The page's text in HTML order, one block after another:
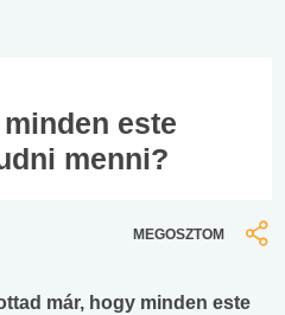
este
menni?
MEGOSZTOM
már, hogy minden este